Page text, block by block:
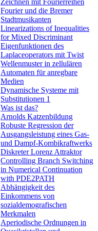
Fourier und die Bremer
Stadtmusikanten
Linearizations of Inequalities
for Mixed Discriminant
Eigenfunktionen des
Laplaceoperators mit Twist
Wellenmuster in zellulären
Automaten für anregbare
Medien
Dynamische Systeme mit
Substitutionen 1
Was ist das?
Arnolds Katzenbildung
Robuste Regression der
Ausgangsleistung eines Gas-
und Dampf-Kombikraftwerks
Diskreter Lorenz Attraktor
Controlling Branch Switching
in Numerical Continuation
with PDE2PATH
Abhängigkeit des
Einkommens von
sozialdemografischen
Merkmalen
Aperiodische Ordnungen in